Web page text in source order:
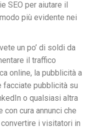
SEO per aiutare il
più evidente nei
un po’ di soldi da
il traffico
online, la pubblicità a
facciate pubblicità su
o qualsiasi altra
cura annunci che
i visitatori in